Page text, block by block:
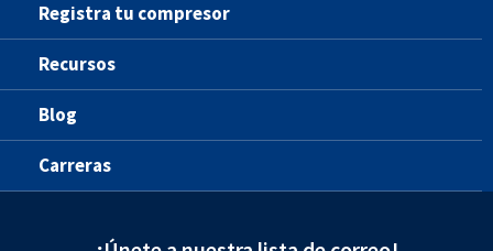
Registra tu compresor
Recursos
Blog
Carreras